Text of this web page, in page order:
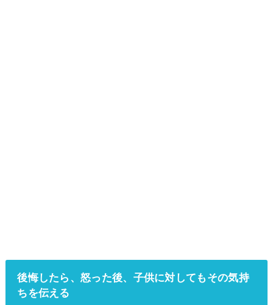
後悔したら、怒った後、子供に対してもその気持
ちを伝える